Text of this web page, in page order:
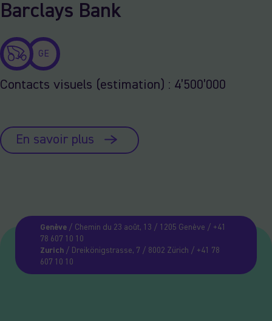
Barclays Bank
GE
Contacts visuels (estimation) : 4’500’000
En savoir plus
Genève/ Chemin du 23 août, 13 / 1205 Genève / +41
78 607 10 10
Zurich/ Dreikönigstrasse, 7 / 8002 Zürich / +41 78
607 10 10